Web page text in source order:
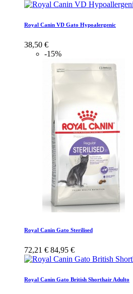
Royal Canin VD Gato Hypoalergenic
38,50 €
-15%
Royal Canin Gato Sterilised
72,21 € 84,95 €
Royal Canin Gato British Shorthair Adulto